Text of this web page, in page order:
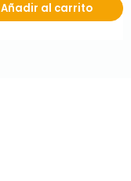
Añadir al carrito